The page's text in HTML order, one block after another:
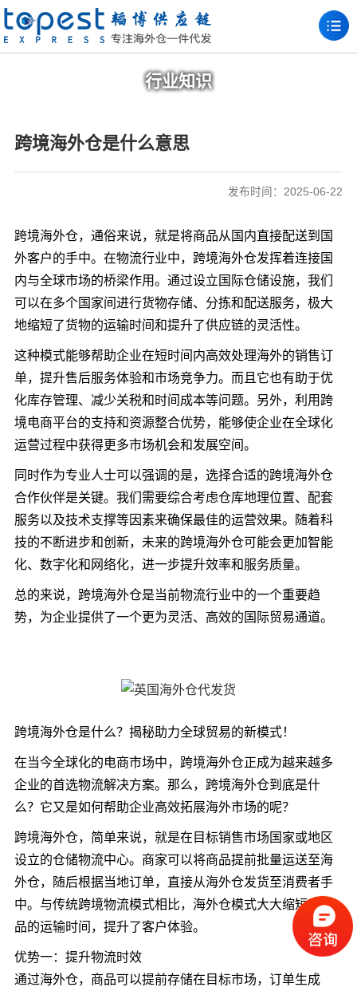
行业知识
跨境海外仓是什么意思
发布时间：2025-06-22
跨境海外仓，通俗来说，就是将商品从国内直接配送到国
外客户的手中。在物流行业中，跨境海外仓发挥着连接国
内与全球市场的桥梁作用。通过设立国际仓储设施，我们
可以在多个国家间进行货物存储、分拣和配送服务，极大
地缩短了货物的运输时间和提升了供应链的灵活性。
这种模式能够帮助企业在短时间内高效处理海外的销售订
单，提升售后服务体验和市场竞争力。而且它也有助于优
化库存管理、减少关税和时间成本等问题。另外，利用跨
境电商平台的支持和资源整合优势，能够使企业在全球化
运营过程中获得更多市场机会和发展空间。
同时作为专业人士可以强调的是，选择合适的跨境海外仓
合作伙伴是关键。我们需要综合考虑仓库地理位置、配套
服务以及技术支撑等因素来确保最佳的运营效果。随着科
技的不断进步和创新，未来的跨境海外仓可能会更加智能
化、数字化和网络化，进一步提升效率和服务质量。
总的来说，跨境海外仓是当前物流行业中的一个重要趋
势，为企业提供了一个更为灵活、高效的国际贸易通道。
跨境海外仓是什么？揭秘助力全球贸易的新模式！
在当今全球化的电商市场中，跨境海外仓正成为越来越多
企业的首选物流解决方案。那么，跨境海外仓到底是什
么？它又是如何帮助企业高效拓展海外市场的呢？
跨境海外仓，简单来说，就是在目标销售市场国家或地区
设立的仓储物流中心。商家可以将商品提前批量运送至海
外仓，随后根据当地订单，直接从海外仓发货至消费者手
中。与传统跨境物流模式相比，海外仓模式大大缩短了商
品的运输时间，提升了客户体验。
优势一：提升物流时效
通过海外仓，商品可以提前存储在目标市场，订单生成